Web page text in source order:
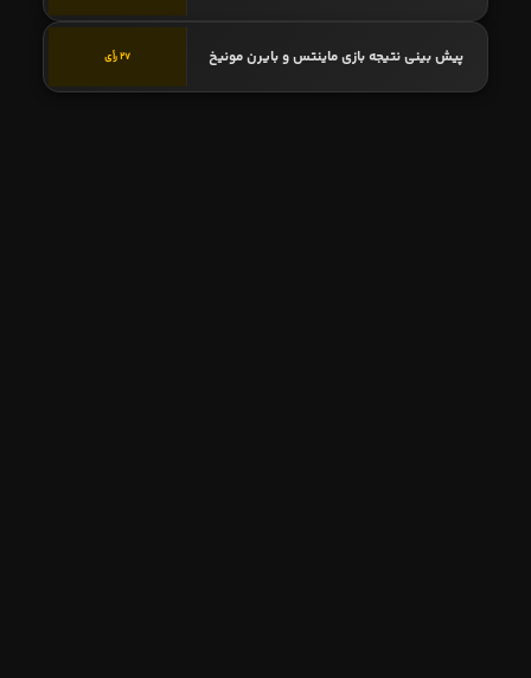
پیش بینی نتیجه بازی ماینتس و بایرن مونیخ 27 رأی